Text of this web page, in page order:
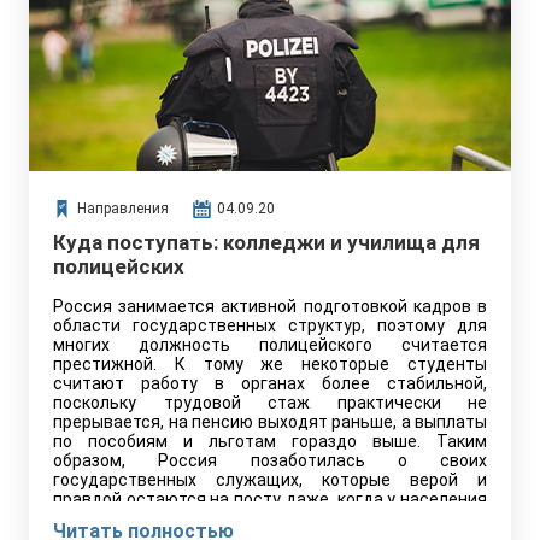
Направления 04.09.20
Куда поступать: колледжи и училища для
полицейских
Россия занимается активной подготовкой кадров в
области государственных структур, поэтому для
многих должность полицейского считается
престижной. К тому же некоторые студенты
считают работу в органах более стабильной,
поскольку трудовой стаж практически не
прерывается, на пенсию выходят раньше, а выплаты
по пособиям и льготам гораздо выше. Таким
образом, Россия позаботилась о своих
государственных служащих, которые верой и
правдой остаются на посту даже, когда у населения
Читать полностью